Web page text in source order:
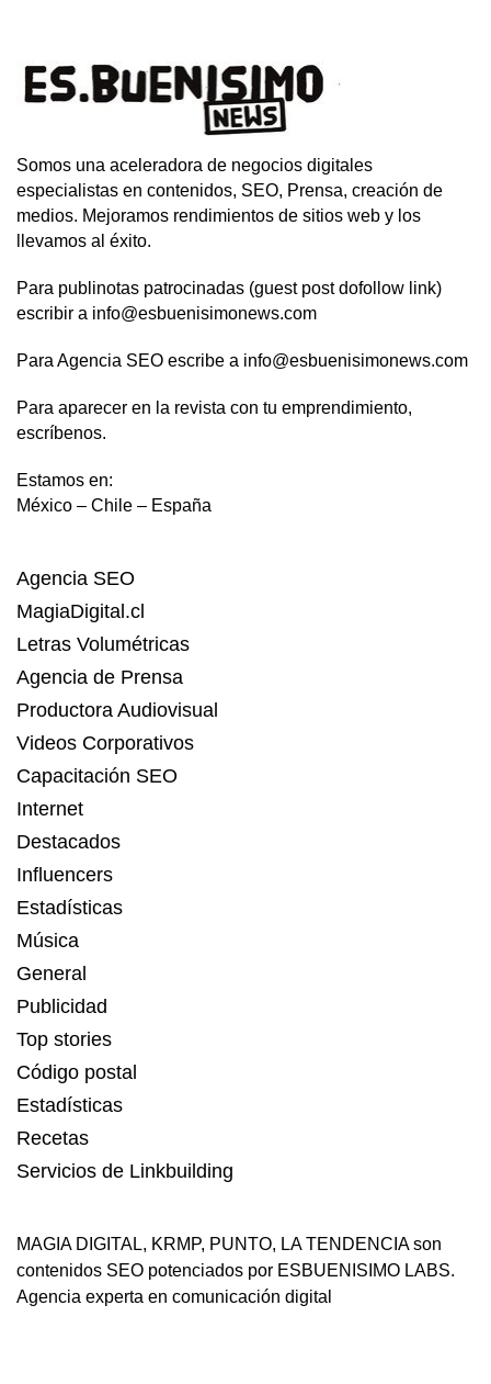
Somos una aceleradora de negocios digitales
especialistas en contenidos, SEO, Prensa, creación de
medios. Mejoramos rendimientos de sitios web y los
llevamos al éxito.
Para publinotas patrocinadas (guest post dofollow link)
escribir a info@esbuenisimonews.com
Para Agencia SEO escribe a info@esbuenisimonews.com
Para aparecer en la revista con tu emprendimiento,
escríbenos.
Estamos en:
México – Chile – España
Agencia SEO
MagiaDigital.cl
Letras Volumétricas
Agencia de Prensa
Productora Audiovisual
Videos Corporativos
Capacitación SEO
Internet
Destacados
Influencers
Estadísticas
Música
General
Publicidad
Top stories
Código postal
Estadísticas
Recetas
Servicios de Linkbuilding
MAGIA DIGITAL, KRMP, PUNTO, LA TENDENCIAson
contenidos SEO potenciados por ESBUENISIMO LABS.
Agencia experta en comunicación digital